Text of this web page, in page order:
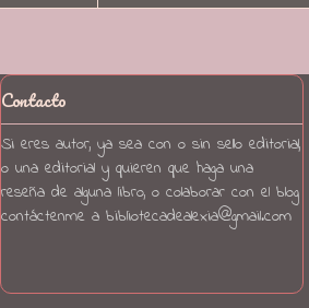
Contacto
Si eres autor, ya sea con o sin sello editorial,
o una editorial y quieren que haga una
reseña de alguna libro, o colaborar con el blog
contáctenme a bibliotecadealexia@gmail.com